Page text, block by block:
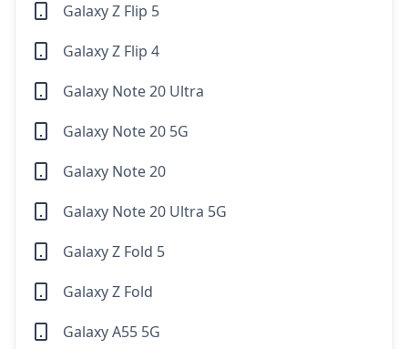
Galaxy Z Flip 5
Galaxy Z Flip 4
Galaxy Note 20 Ultra
Galaxy Note 20 5G
Galaxy Note 20
Galaxy Note 20 Ultra 5G
Galaxy Z Fold 5
Galaxy Z Fold
Galaxy A55 5G